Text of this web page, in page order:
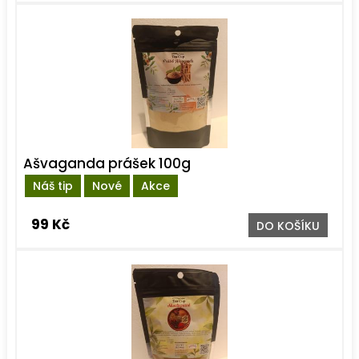
Náš tip Nové Akce
Ašvaganda prášek 100g
99 Kč DO KOŠÍKU